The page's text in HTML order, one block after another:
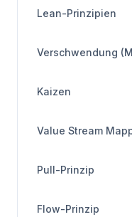
Lean-Prinzipien
Verschwendung
Kaizen
Value Stream
Pull-Prinzip
Flow-Prinzip